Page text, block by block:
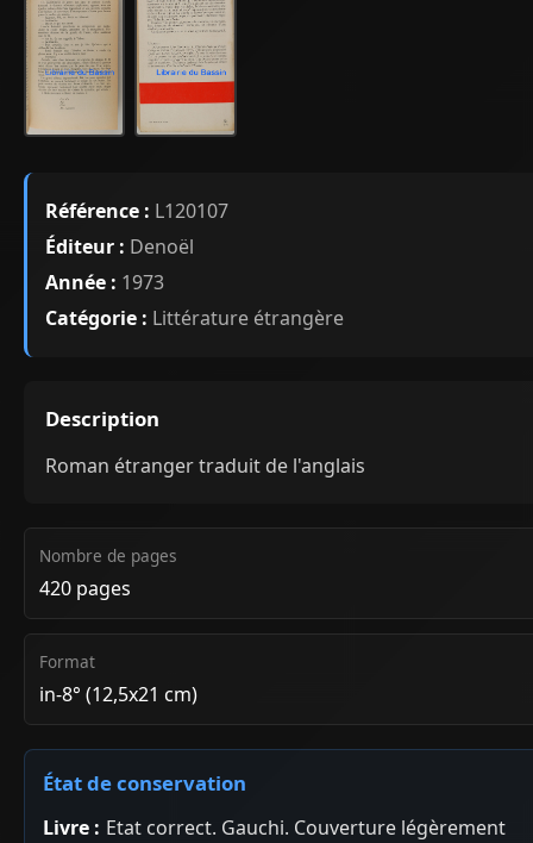
Référence : L120107
Éditeur : Denoël
Année : 1973
Catégorie : Littérature étrangère
Description
Roman étranger traduit de l'anglais
Nombre de pages
420 pages
Format
in-8° (12,5x21 cm)
État de conservation
Livre : Etat correct. Gauchi. Couverture légèrement